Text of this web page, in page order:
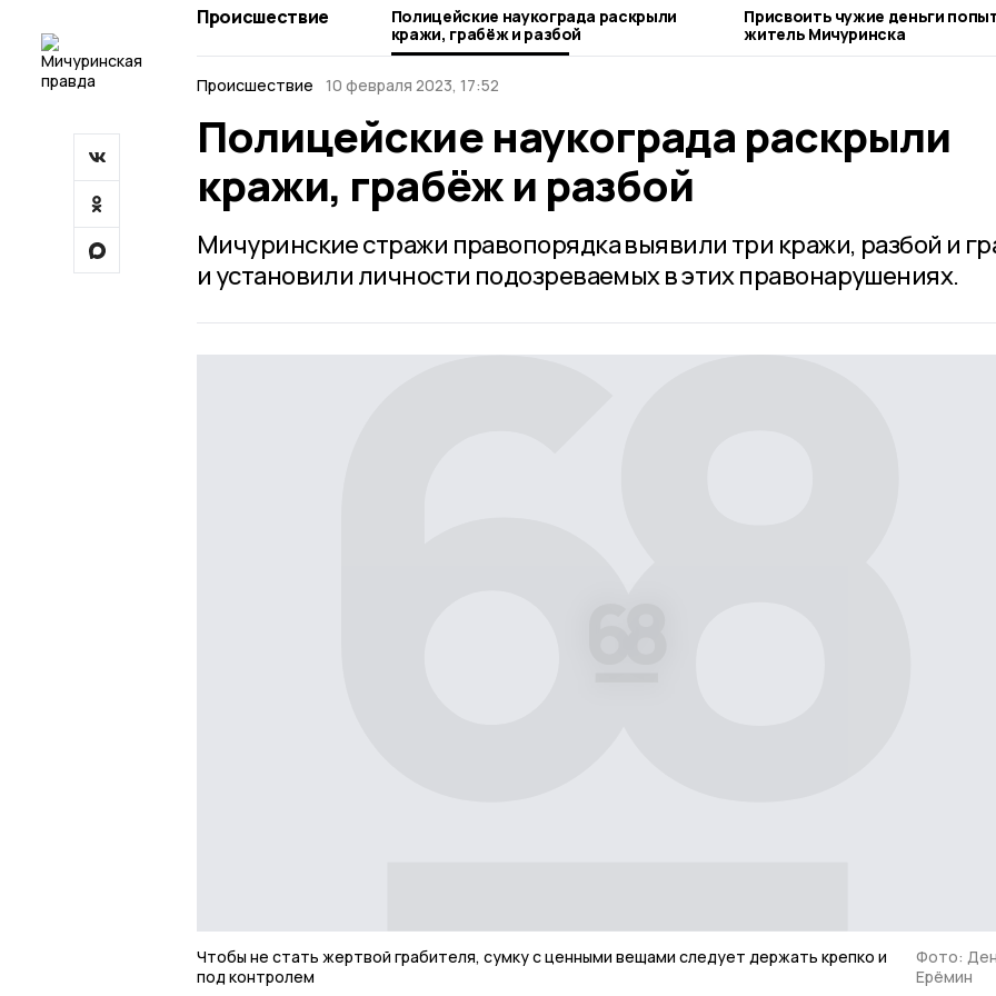
Происшествие
Полицейские наукограда раскрыли
кражи, грабёж и разбой
Присвоить чужие деньги
житель Мичуринска
Происшествие 10 февраля 2023, 17:52
Полицейские наукограда раскрыли
кражи, грабёж и разбой
Мичуринские стражи правопорядка выявили три кражи, разбой и
и установили личности подозреваемых в этих правонарушениях.
Чтобы не стать жертвой грабителя, сумку с ценными вещами следует держать крепко и
под контролем
Фото:
Ерёмин